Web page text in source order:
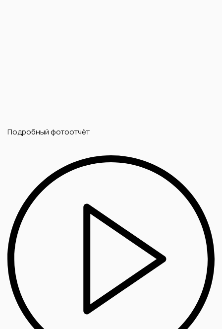
Подробный фотоотчёт